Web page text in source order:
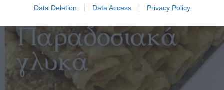
Data Deletion Data Access Privacy Policy